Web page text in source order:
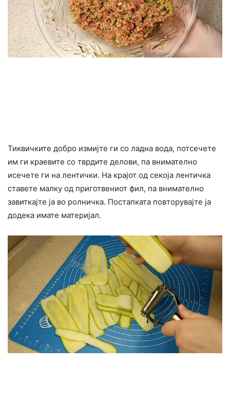
Тиквичките добро измијте ги со ладна вода, потсечете
им ги краевите со тврдите делови, па внимателно
исечете ги на лентички. На крајот од секоја лентичка
ставете малку од приготвениот фил, па внимателно
завиткајте ја во ролничка. Постапката повторувајте ја
додека имате материјал.